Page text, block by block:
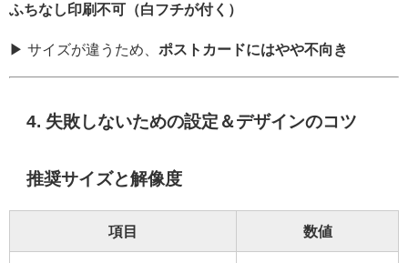
ふちなし印刷不可（白フチが付く）
▶ サイズが違うため、 ポストカードにはやや不向き
4. 失敗しないための設定＆デザインのコツ
推奨サイズと解像度
項目 数値